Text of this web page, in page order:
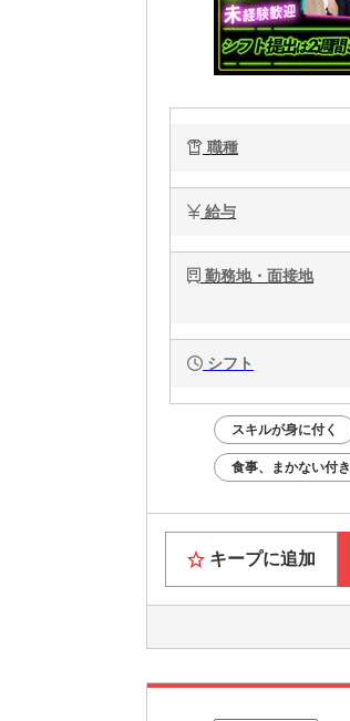
職種
給与
勤務地・面接地
シフト
スキルが身に付く
食事、まかない付き
キープに追加